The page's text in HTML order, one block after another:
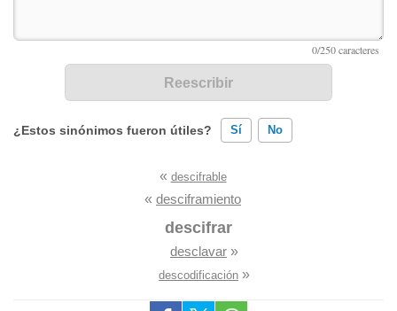
¿Estos sinónimos fueron útiles? Sí No
Existen sinónimos incorrectos
Ninguno de los sinónimos presentados me ayudó
« descifrable
« desciframiento
descifrar
desclavar »
descodificación »